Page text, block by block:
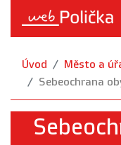
Úvod Město a
Sebeochrana